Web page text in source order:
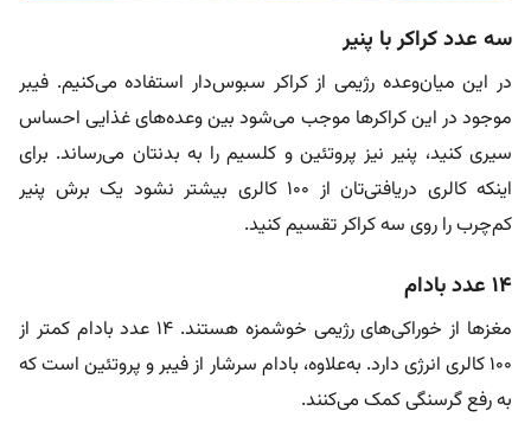
سه عدد کراکر با پنیر
در این میان‌وعده رژیمی از کراکر سبوس‌دار استفاده می‌کنیم. فیبر
موجود در این کراکرها موجب می‌شود بین وعده‌های غذایی احساس
سیری کنید، پنیر نیز پروتئین و کلسیم را به بدنتان می‌رساند. برای
اینکه کالری دریافتی‌تان از ۱۰۰ کالری بیشتر نشود یک برش پنیر
کم‌چرب را روی سه کراکر تقسیم کنید.
۱۴ عدد بادام
مغزها از خوراکی‌های رژیمی خوشمزه هستند. ۱۴ عدد بادام کمتر از
۱۰۰ کالری انرژی دارد. به‌علاوه، بادام سرشار از فیبر و پروتئین است که
به رفع گرسنگی کمک می‌کنند.